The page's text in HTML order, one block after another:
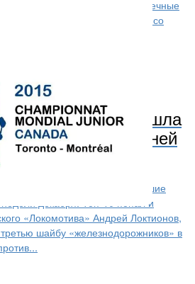
чемпионата Мира. В ¼ подопечные
сильнее американцев со
Локтионова вошла
голов последней
в КХЛ
лига определила лучшие
декабря. Топ-10 попал и
«Локомотива» Андрей Локтионов,
третью шайбу «железнодорожников» в